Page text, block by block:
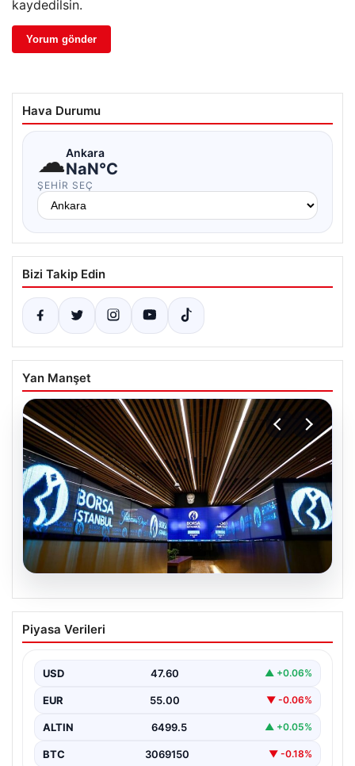
kaydedilsin.
Hava Durumu
☁Ankara
NaN°C
ŞEHIR SEÇ
Bizi Takip Edin
Yan Manşet
Yatırım araçlarının haftalık performansı
nasıl oldu?
Piyasa Verileri
USD 47.60 ▲ +0.06%
EUR 55.00 ▼ -0.06%
ALTIN 6499.5 ▲ +0.05%
BTC 3069150 ▼ -0.18%